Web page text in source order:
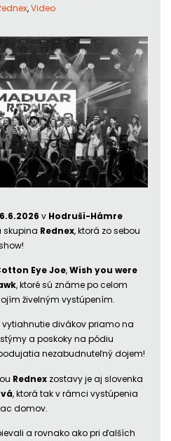
,Video
v Hodruši-Hámre
skupina Rednex, ktorá zo sebou
Eye Joe,Wish you were
, ktoré sú známe po celom
živelným vystúpením.
vytiahnutie divákov priamo na
a poskoky na pódiu
nezabudnuteľný dojem!
Rednex zostavy je aj slovenka
, ktorá tak v rámci vystúpenia
domov.
a rovnako ako pri ďalších